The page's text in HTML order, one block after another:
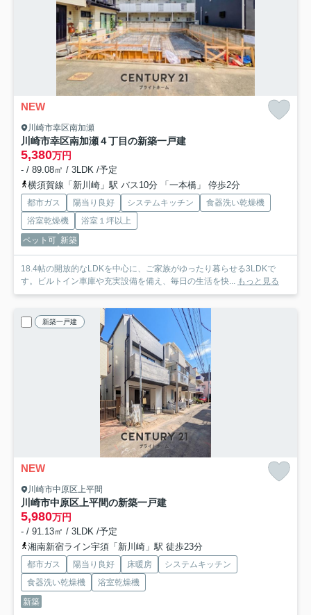
NEW
川崎市幸区南加瀬
川崎市幸区南加瀬４丁目の新築一戸建
5,380万円
- / 89.08㎡ / 3LDK /予定
横須賀線「新川崎」駅 バス10分 「一本橋」 停歩2分
都市ガス 陽当り良好 システムキッチン
食器洗い乾燥機
浴室乾燥機
浴室１坪以上
ペット可 新築
18.4帖の開放的なLDKを中心に、ご家族がゆったり暮らせる3LDKで
す。ビルトイン車庫や充実設備を備え、毎日の生活を快... もっと見る
新築一戸建
NEW
川崎市中原区上平間
川崎市中原区上平間の新築一戸建
5,980万円
- / 91.13㎡ / 3LDK /予定
湘南新宿ライン宇須「新川崎」駅 徒歩23分
都市ガス 陽当り良好 床暖房
システムキッチン
食器洗い乾燥機
浴室乾燥機
新築